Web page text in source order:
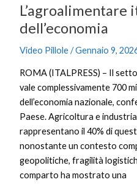
L’agroalimentare
dell’economia
Video Pillole/Gennaio 9,
ROMA (ITALPRESS) – Il
vale complessivamente 700
dell’economia nazionale,
Paese. Agricoltura e
rappresentano il 40% di
nonostante un contesto
geopolitiche, fragilità
comparto ha mostrato una